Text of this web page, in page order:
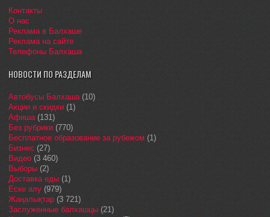
Контакты
О нас
Реклама в Балхаше
Реклама на сайте
Телефоны Балхаша
НОВОСТИ ПО РАЗДЕЛАМ
Автобусы Балхаша(10)
Акции и скидки (1)
Афиша(131)
Без рубрики (770)
Бесплатное образование за рубежом (1)
Бизнес (27)
Видео (3 460)
Выборы (2)
Доставка еды (1)
Еске алу (979)
Жаңалықтар (3 721)
Заслуженные балхашцы (21)